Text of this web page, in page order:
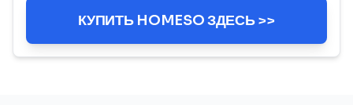
КУПИТЬ HOMESO ЗДЕСЬ >>